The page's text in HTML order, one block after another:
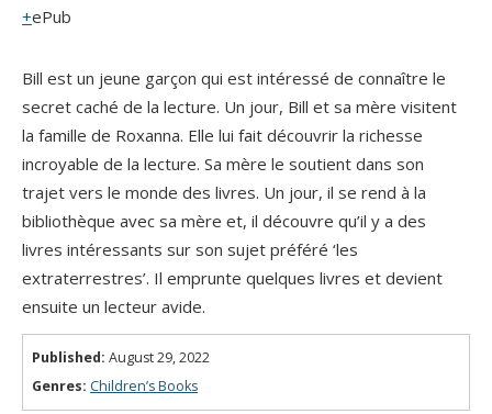
ePub
Bill est un jeune garçon qui est intéressé de connaître le
secret caché de la lecture. Un jour, Bill et sa mère visitent
la famille de Roxanna. Elle lui fait découvrir la richesse
incroyable de la lecture. Sa mère le soutient dans son
trajet vers le monde des livres. Un jour, il se rend à la
bibliothèque avec sa mère et, il découvre qu’il y a des
livres intéressants sur son sujet préféré ‘les
extraterrestres’. Il emprunte quelques livres et devient
ensuite un lecteur avide.
Published: August 29, 2022
Genres: Children’s Books